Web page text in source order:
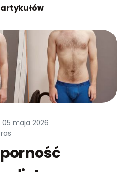
maja 2026